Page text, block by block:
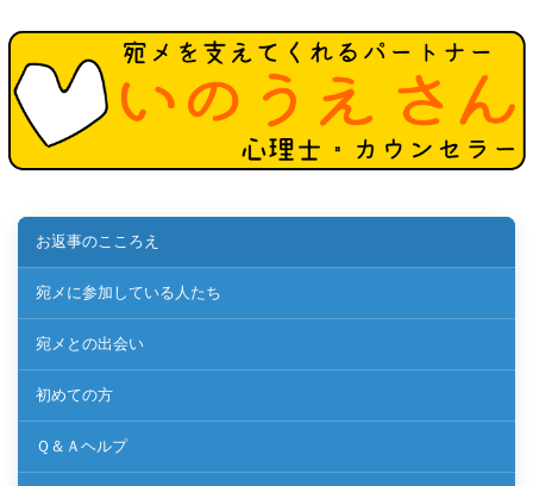
お返事のこころえ
宛メに参加している人たち
宛メとの出会い
初めての方
Ｑ＆Ａヘルプ